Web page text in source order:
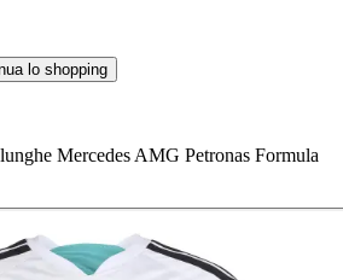
lo shopping
Mercedes AMG Petronas Formula